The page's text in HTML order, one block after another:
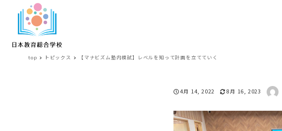
top トピックス 【マナビズム塾内模試】レベルを知って計画を立てていく
【
マ
投稿日
4月 14, 2022 更新日
8月 16, 2023 著者